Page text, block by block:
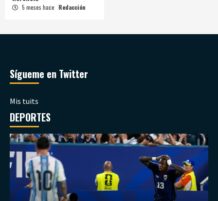
5 meses hace Redacción
Sígueme en Twitter
Mis tuits
DEPORTES